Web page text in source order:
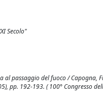
Secolo"
passaggio del fuoco / Capogna,
pp. 192-193. ( 100° Congresso